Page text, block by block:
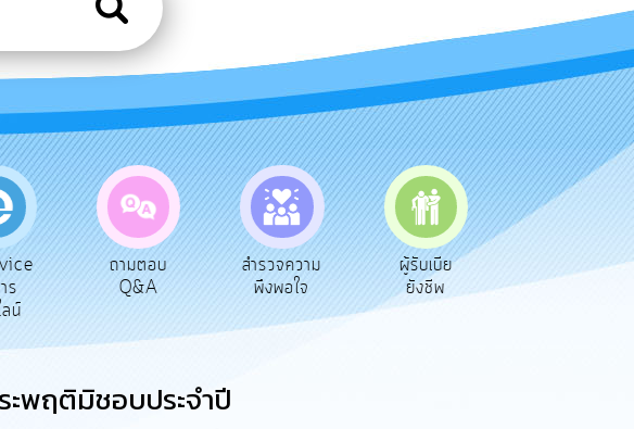
ร
น์
ถามตอบ
Q&A
สำรวจความ
พึงพอใจ
ผู้รับเบีย
ยังชีพ
ประเมินภาษี
ท้องถิ่น
ะพฤติมิชอบประจำปี